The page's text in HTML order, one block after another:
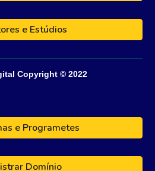
e Estúdios
Copyright © 2022
e Programetes
Domínio